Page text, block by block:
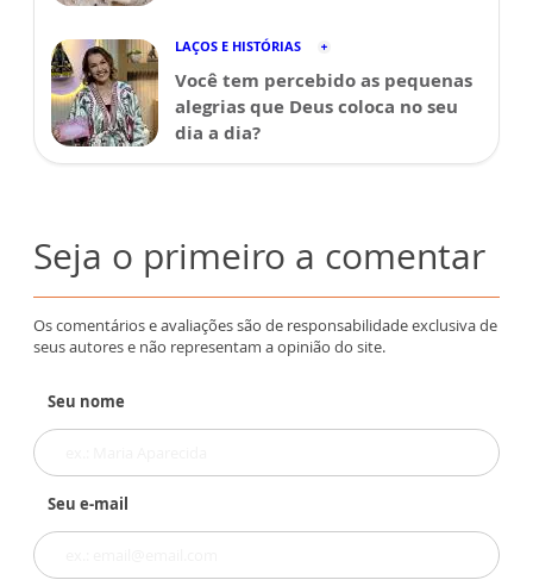
LAÇOS E HISTÓRIAS
Você tem percebido as pequenas
alegrias que Deus coloca no seu
dia a dia?
Seja o primeiro a comentar
Os comentários e avaliações são de responsabilidade exclusiva de
seus autores e não representam a opinião do site.
Seu nome
Seu e-mail